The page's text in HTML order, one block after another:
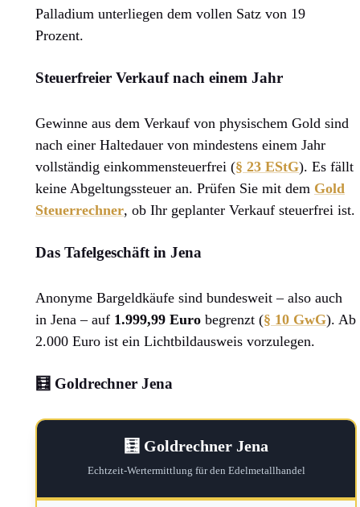
Palladium unterliegen dem vollen Satz von 19
Prozent.
Steuerfreier Verkauf nach einem Jahr
Gewinne aus dem Verkauf von physischem Gold sind
nach einer Haltedauer von mindestens einem Jahr
vollständig einkommensteuerfrei (§ 23 EStG). Es fällt
keine Abgeltungssteuer an. Prüfen Sie mit dem Gold
Steuerrechner, ob Ihr geplanter Verkauf steuerfrei ist.
Das Tafelgeschäft in Jena
Anonyme Bargeldkäufe sind bundesweit – also auch
in Jena – auf 1.999,99 Euro begrenzt (§ 10 GwG). Ab
2.000 Euro ist ein Lichtbildausweis vorzulegen.
🧮 Goldrechner Jena
🧮 Goldrechner Jena
Echtzeit-Wertermittlung für den Edelmetallhandel